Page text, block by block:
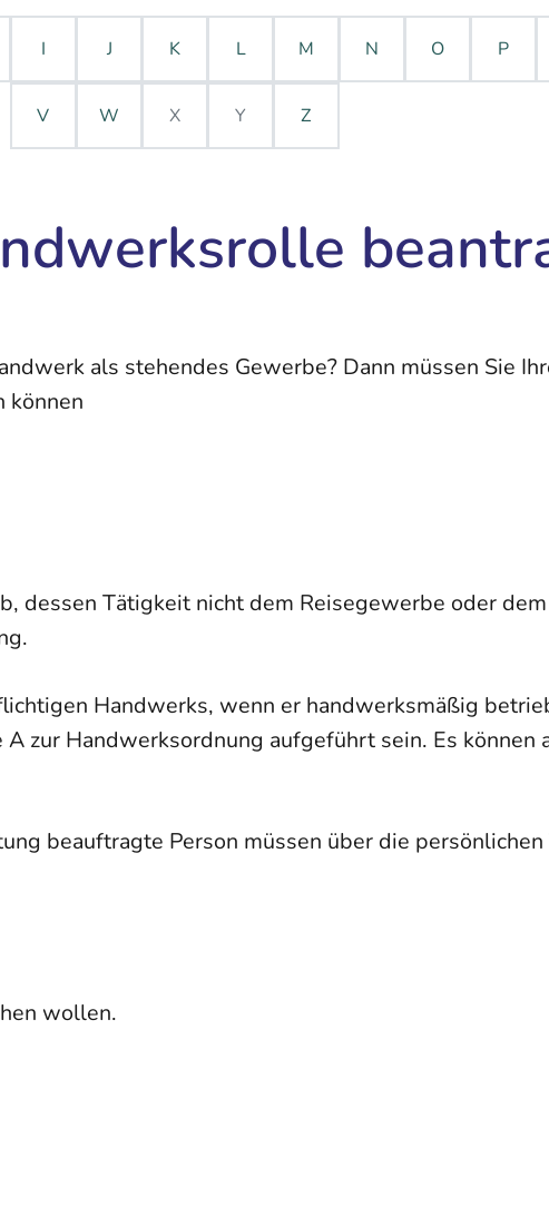
I J K L M N O P
V W X Y Z
als stehendes Gewerbe? Dann müssen Sie
können
dessen Tätigkeit nicht dem Reisegewerbe oder
Handwerks, wenn er handwerksmäßig
zur Handwerksordnung aufgeführt sein. Es können
beauftragte Person müssen über die
wollen.